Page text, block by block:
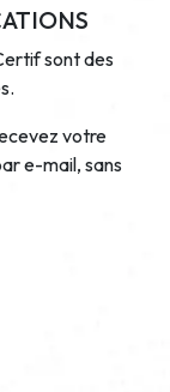
sont des
votre
e-mail, sans